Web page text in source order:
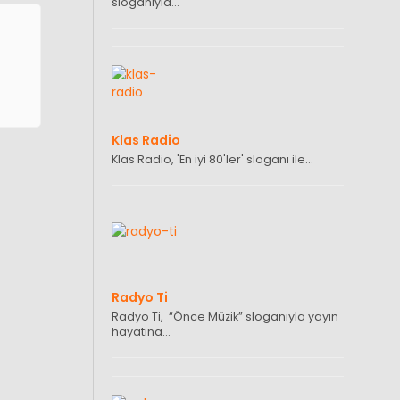
Klas Radio
Klas Radio, 'En iyi 80'ler' sloganı ile…
Radyo Ti
Radyo Ti, “Önce Müzik” sloganıyla yayın
hayatına…